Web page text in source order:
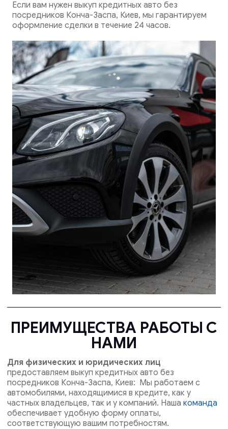
Если вам нужен выкуп кредитных авто без
посредников Конча-Заспа, Киев, мы гарантируем
оформление сделки в течение 24 часов.
ПРЕИМУЩЕСТВА РАБОТЫ С
НАМИ
Для физических и юридических лиц
предоставляем выкуп кредитных авто без
посредников Конча-Заспа, Киев: Мы работаем с
автомобилями, находящимися в кредите, как у
частных владельцев, так и у компаний. Нашакоманда
обеспечивает удобную форму оплаты,
соответствующую вашим потребностям.